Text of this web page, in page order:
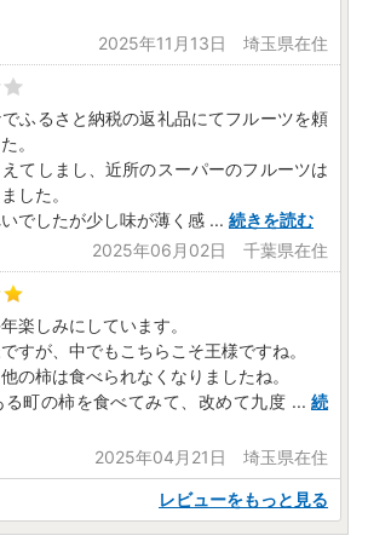
2025年11月13日 埼玉県在住
ふるさと納税の返礼品にてフルーツを頼
。
てしまし、近所のスーパーのフルーツは
した。
でしたが少し味が薄く感 ... 続きを読む
2025年06月02日 千葉県在住
楽しみにしています。
すが、中でもこちらこそ王様ですね。
の柿は食べられなくなりましたね。
町の柿を食べてみて、改めて九度 ... 続
2025年04月21日 埼玉県在住
レビューをもっと見る